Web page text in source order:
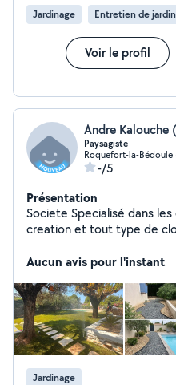
Jardinage Entretien de jardin
Voir le profil
Andre Kalouche
Paysagiste
Roquefort-la-
-/5
Présentation
Societe Specialisé dans
creation et tout type de
Aucun avis pour l'instant
Jardinage